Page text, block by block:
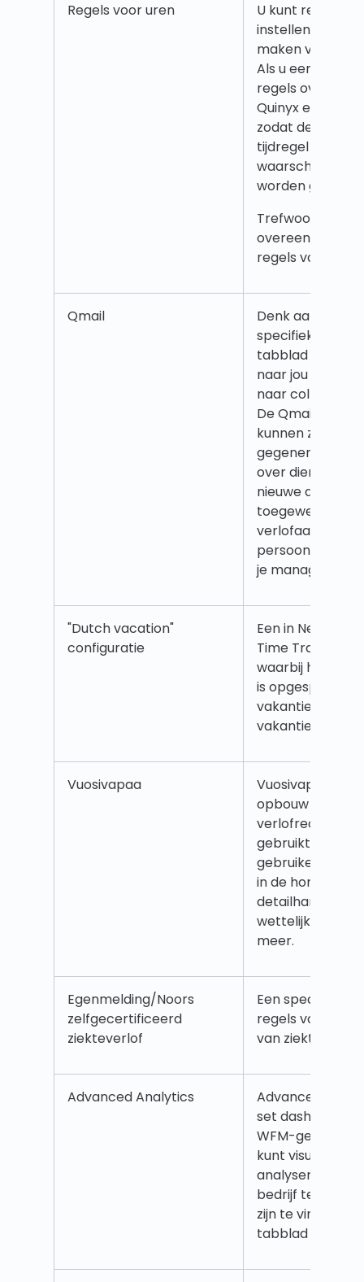
Regels voor uren
U kunt regels
instellen om te
maken van een
Als u een van
regels
Quinyx een
zodat de
tijdregel is
waarschuwing
worden
Trefwoorden:
regels voor
Qmail
Denk aan
specifieke
tabblad vind je
naar jou zijn
naar collega's
De Qmails die
kunnen zowel
gegenereerde
over
nieuwe diensten
toegewezen, of
verlofaanvraag
persoonlijke
je manager
"Dutch vacation"
configuratie
Een in
Time Tracker-
waarbij het
is opgesplitst in
vakantie en
vakantie.
Vuosivapaa
Vuosivapaa is
opbouw van
verlofrecht die
gebruikt. Dit is
gebruikelijk
in de horeca en
detailhandel
wettelijk
meer.
Egenmelding/Noors
zelfgecertificeerd
ziekteverlof
Een specifiek
regels voor het
van ziektedagen.
Advanced Analytics
Advanced
set dashboards
WFM-
kunt
analyseren om
bedrijf te zien.
zijn te vinden
tabblad